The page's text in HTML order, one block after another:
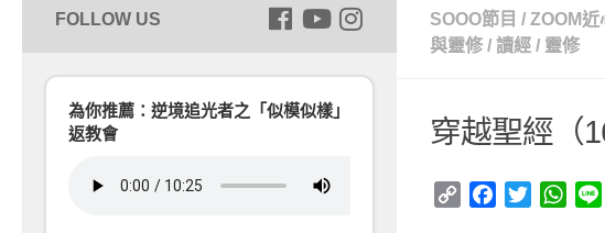
SOOO節目 / ZOOM近
與靈修 / 讀經 / 靈修
穿越聖經（
Copy
Facebook
Twitter
為你推薦：逆境追光者之「似模似樣」
返教會